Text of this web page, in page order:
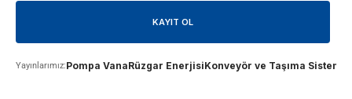
Yayınlarımız:Pompa VanaRüzgar EnerjisiKonveyör ve Taşıma